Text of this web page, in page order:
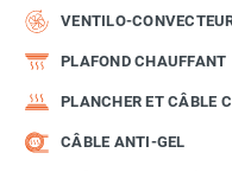
VENTILO-
PLAFOND CHAUFFANT
PLANCHER ET CÂBLE
CÂBLE ANTI-GEL